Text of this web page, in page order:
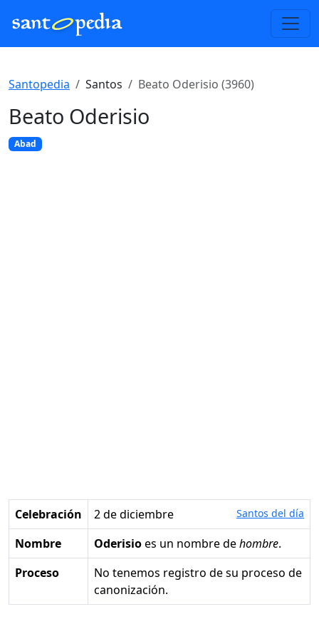
Santopedia Santos Beato Oderisio (3960)
Beato Oderisio
Abad
Celebración 2 de diciembre Santos del día
Nombre Oderisioes un nombre dehombre.
Proceso
No tenemos registro de su proceso de
canonización.